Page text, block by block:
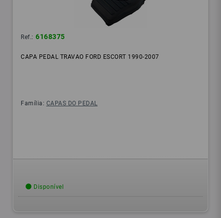
Ref.: 6168375
CAPA PEDAL TRAVAO FORD ESCORT 1990-2007
Família: CAPAS DO PEDAL
Disponível